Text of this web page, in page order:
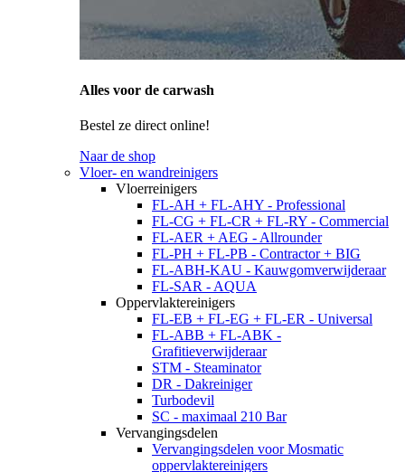
Alles voor de carwash
Bestel ze direct online!
Naar de shop
Vloer- en wandreinigers
Vloerreinigers
FL-AH + FL-AHY - Professional
FL-CG + FL-CR + FL-RY - Commercial
FL-AER + AEG - Allrounder
FL-PH + FL-PB - Contractor + BIG
FL-ABH-KAU - Kauwgomverwijderaar
FL-SAR - AQUA
Oppervlaktereinigers
FL-EB + FL-EG + FL-ER - Universal
FL-ABB + FL-ABK -
Grafitieverwijderaar
STM - Steaminator
DR - Dakreiniger
Turbodevil
SC - maximaal 210 Bar
Vervangingsdelen
Vervangingsdelen voor Mosmatic
oppervlaktereinigers